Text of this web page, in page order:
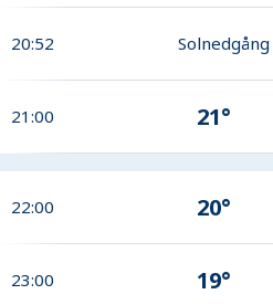
20:52 Solnedgång
21:00 21°
22:00 20°
23:00 19°